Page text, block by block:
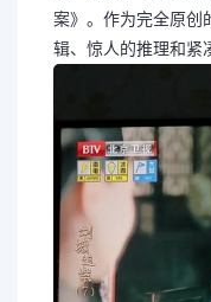
案》。作为完全原创
辑、惊人的推理和紧